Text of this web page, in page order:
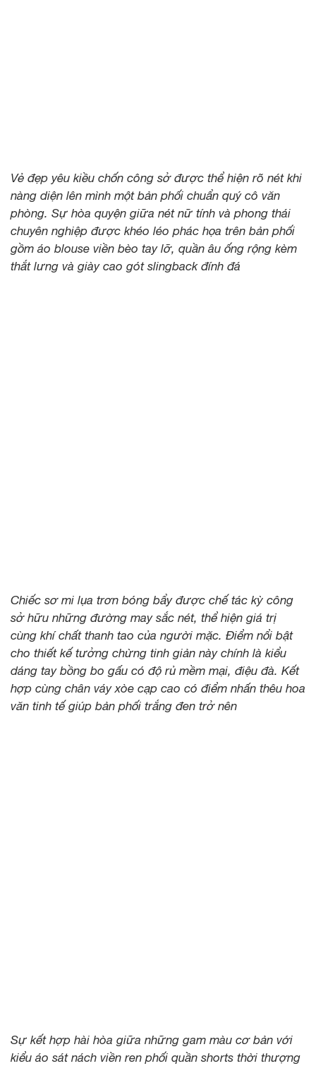
Vẻ đẹp yêu kiều chốn công sở được thể hiện rõ nét khi
nàng diện lên mình một bản phối chuẩn quý cô văn
phòng. Sự hòa quyện giữa nét nữ tính và phong thái
chuyên nghiệp được khéo léo phác họa trên bản phối
gồm áo blouse viền bèo tay lỡ, quần âu ống rộng kèm
thắt lưng và giày cao gót slingback đính đá
Chiếc sơ mi lụa trơn bóng bẩy được chế tác kỳ công
sở hữu những đường may sắc nét, thể hiện giá trị
cùng khí chất thanh tao của người mặc. Điểm nổi bật
cho thiết kế tưởng chừng tinh giản này chính là kiểu
dáng tay bồng bo gấu có độ rủ mềm mại, điệu đà. Kết
hợp cùng chân váy xòe cạp cao có điểm nhấn thêu hoa
văn tinh tế giúp bản phối trắng đen trở nên
Sự kết hợp hài hòa giữa những gam màu cơ bản với
kiểu áo sát nách viền ren phối quần shorts thời thượng